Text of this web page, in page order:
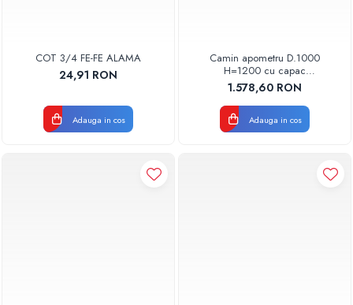
COT 3/4 FE-FE ALAMA
24,91 RON
Adauga in cos
Camin apometru D.1000
H=1200 cu capac
PECAMAP10001200
1.578,60 RON
Adauga in cos